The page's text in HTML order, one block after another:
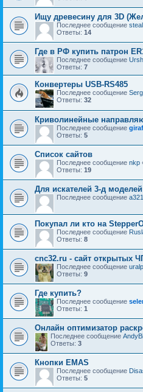
Ищу древесину для 3D
Последнее сообщение
Ответы: 14
Где в РФ купить патрон
Последнее сообщение
Ответы: 7
Конвертеры USB-RS485
Последнее сообщение Serg
Ответы: 32
Криволинейные
Последнее сообщение
Ответы: 5
Список сайтов
Последнее сообщение nkp
Ответы: 19
Для искателей 3-д моделей
Последнее сообщение a321
Покупал ли кто на
Последнее сообщение
Ответы: 8
cnc32.ru - сайт открытых
Последнее сообщение
Ответы: 9
Где купить?
Последнее сообщение
Ответы: 1
Онлайн оптимизатор
Последнее сообщение
Ответы: 3
Кнопки EMAS
Последнее сообщение
Ответы: 5